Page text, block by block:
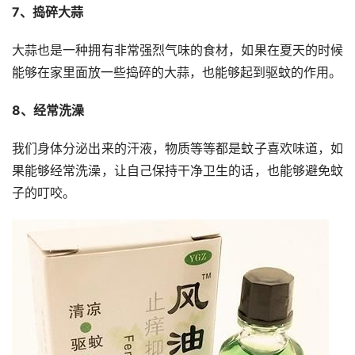
7、捣碎大蒜
大蒜也是一种拥有非常强烈气味的食材，如果在夏天的时候
能够在家里面放一些捣碎的大蒜，也能够起到驱蚊的作用。
8、经常洗澡
我们身体分泌出来的汗液，物质等等都是蚊子喜欢味道，如
果能够经常洗澡，让自己保持干净卫生的话，也能够避免蚊
子的叮咬。